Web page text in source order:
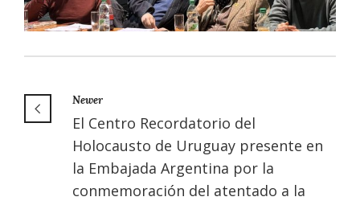
Newer
El Centro Recordatorio del
Holocausto de Uruguay presente en
la Embajada Argentina por la
conmemoración del atentado a la